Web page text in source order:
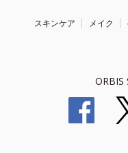
スキンケア メイク
ORBIS